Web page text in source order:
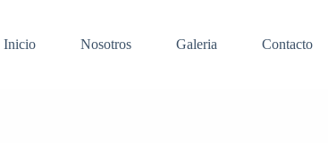
Inicio Nosotros Galeria Contacto